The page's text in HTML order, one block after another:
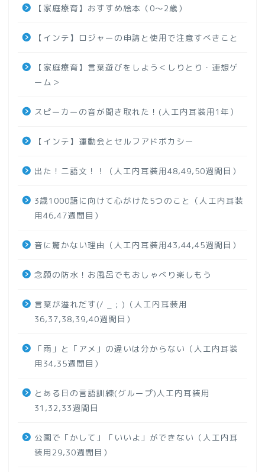
【家庭療育】おすすめ絵本（0～2歳）
【インテ】ロジャーの申請と使用で注意すべきこと
【家庭療育】言葉遊びをしよう＜しりとり・連想ゲ
ーム＞
スピーカーの音が聞き取れた！(人工内耳装用1年）
【インテ】運動会とセルフアドボカシー
出た！二語文！！（人工内耳装用48,49,50週間目）
3歳1000語に向けて心がけた5つのこと（人工内耳装
用46,47週間目）
音に驚かない理由（人工内耳装用43,44,45週間目）
念願の防水！お風呂でもおしゃべり楽しもう
言葉が溢れだす(/ _ ; )（人工内耳装用
36,37,38,39,40週間目）
「雨」と「アメ」の違いは分からない（人工内耳装
用34,35週間目）
とある日の言語訓練(グループ)人工内耳装用
31,32,33週間目
公園で「かして」「いいよ」ができない（人工内耳
装用29,30週間目）